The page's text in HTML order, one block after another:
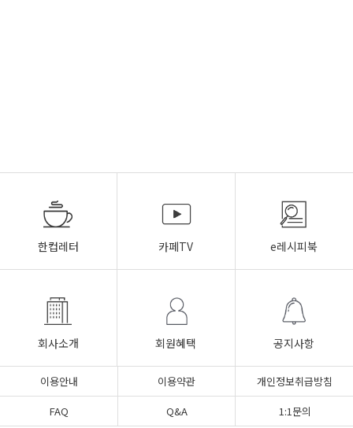
한컵레터 카페TV e레시피북
회사소개 회원혜택 공지사항
이용안내 이용약관
개인정보취급방침
FAQ
Q&A 1:1문의